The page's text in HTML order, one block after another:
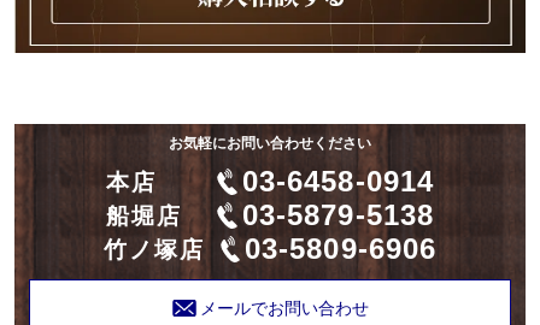
お気軽にお問い合わせください
本店 03-6458-0914
船堀店 03-5879-5138
竹ノ塚店 03-5809-6906
メールでお問い合わせ